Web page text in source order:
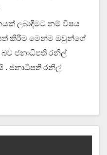
ලබාදීමට නම් විෂය
කිරීම මෙන්ම ඔවුන්ගේ
ජනාධිපති රනිල්
. ජනාධිපති රනිල්